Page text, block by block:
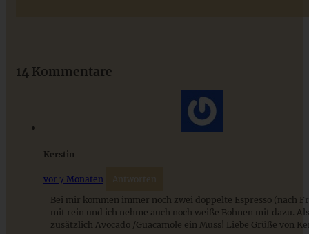
14 Kommentare
Kerstin
vor 7 Monaten Antworten
Bei mir kommen immer noch zwei doppelte Espresso (nach
mit rein und ich nehme auch noch weiße Bohnen mit dazu.
zusätzlich Avocado /Guacamole ein Muss! Liebe Grüße von